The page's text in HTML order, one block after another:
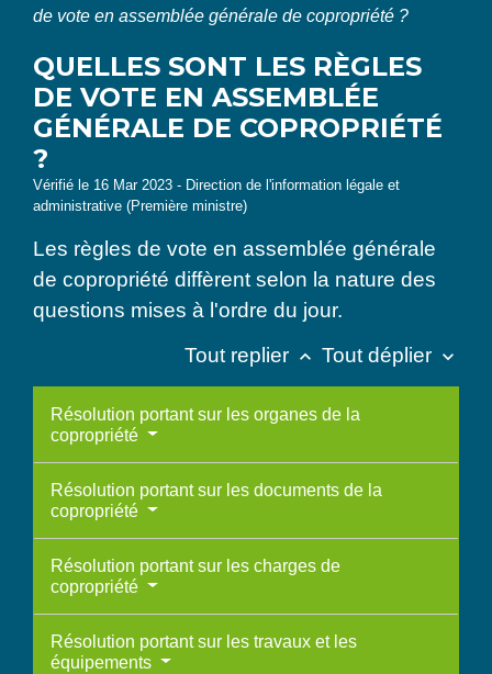
de vote en assemblée générale de copropriété ?
QUELLES SONT LES RÈGLES
DE VOTE EN ASSEMBLÉE
GÉNÉRALE DE COPROPRIÉTÉ
?
Vérifié le 16 Mar 2023 - Direction de l'information légale et
administrative (Première ministre)
Les règles de vote en assemblée générale
de copropriété diffèrent selon la nature des
questions mises à l'ordre du jour.
Tout replier keyboard_arrow_up Tout déplier keyboard_arrow_down
Résolution portant sur les organes de la
copropriété
Résolution portant sur les documents de la
copropriété
Résolution portant sur les charges de
copropriété
Résolution portant sur les travaux et les
équipements